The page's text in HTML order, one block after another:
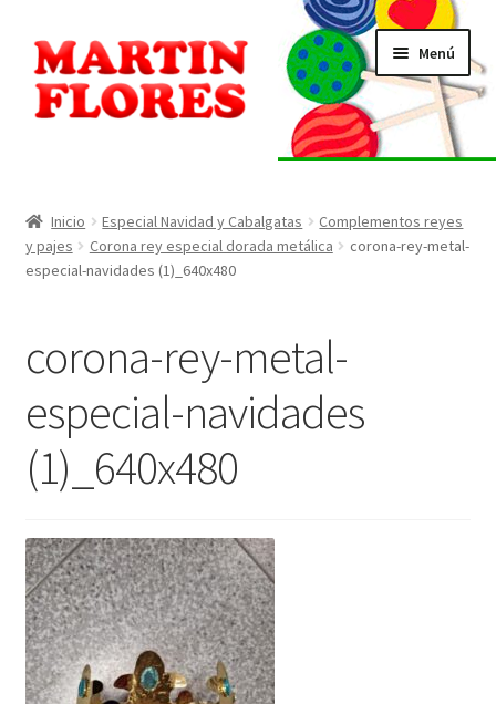
Ir
la
navegación
Ir
al
contenido
Menú
Tienda
Listado de alérgenos
Inicio Especial Navidad y Cabalgatas
Complementos reyes
y pajes
Corona rey especial dorada metálica
corona-rey-metal-
especial-navidades (1)_640x480
corona-rey-metal-
especial-navidades
(1)_640x480